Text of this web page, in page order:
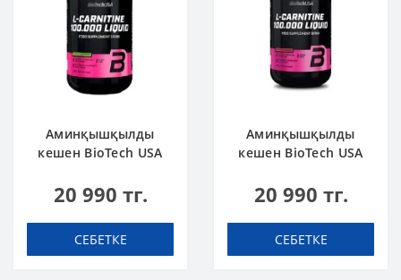
Аминқышқылды
кешен BioTech USA
Apple 500 мл
20 990 тг.
СЕБЕТКЕ
Аминқышқылды
кешен BioTech USA
Cherry 500 мл
20 990 тг.
СЕБЕТКЕ